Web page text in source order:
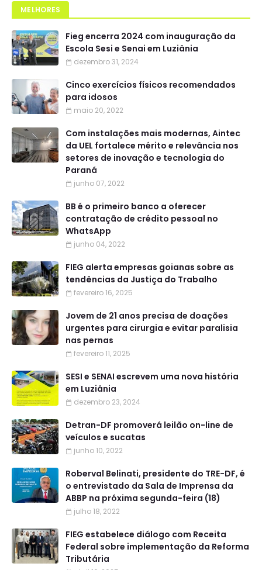
MELHORES
Fieg encerra 2024 com inauguração da
Escola Sesi e Senai em Luziânia
dezembro 31, 2024
Cinco exercícios físicos recomendados
para idosos
maio 20, 2022
Com instalações mais modernas, Aintec
da UEL fortalece mérito e relevância nos
setores de inovação e tecnologia do
Paraná
junho 07, 2022
BB é o primeiro banco a oferecer
contratação de crédito pessoal no
WhatsApp
junho 04, 2022
FIEG alerta empresas goianas sobre as
tendências da Justiça do Trabalho
fevereiro 16, 2025
Jovem de 21 anos precisa de doações
urgentes para cirurgia e evitar paralisia
nas pernas
fevereiro 11, 2025
SESI e SENAI escrevem uma nova história
em Luziânia
dezembro 23, 2024
Detran-DF promoverá leilão on-line de
veículos e sucatas
junho 10, 2022
Roberval Belinati, presidente do TRE-DF, é
o entrevistado da Sala de Imprensa da
ABBP na próxima segunda-feira (18)
julho 18, 2022
FIEG estabelece diálogo com Receita
Federal sobre implementação da Reforma
Tributária